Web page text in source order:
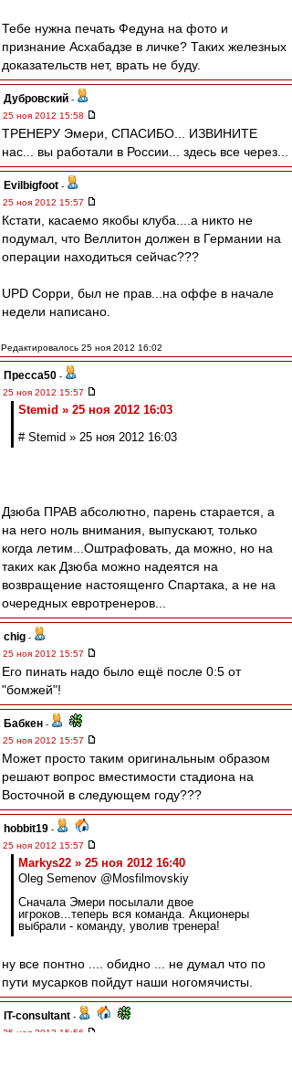
Тебе нужна печать Федуна на фото и
признание Асхабадзе в личке? Таких железных
доказательств нет, врать не буду.
Дубровский -
25 ноя 2012 15:58
ТРЕНЕРУ Эмери, СПАСИБО... ИЗВИНИТЕ
нас... вы работали в России... здесь все через...
Evilbigfoot -
25 ноя 2012 15:57
Кстати, касаемо якобы клуба....а никто не
подумал, что Веллитон должен в Германии на
операции находиться сейчас???
UPD Сорри, был не прав...на оффе в начале
недели написано.
Редактировалось 25 ноя 2012 16:02
Пресса50 -
25 ноя 2012 15:57
Stemid » 25 ноя 2012 16:03
# Stemid » 25 ноя 2012 16:03
Дзюба ПРАВ абсолютно, парень старается, а
на него ноль внимания, выпускают, только
когда летим...Оштрафовать, да можно, но на
таких как Дзюба можно надеятся на
возвращение настоященго Спартака, а не на
очередных евротренеров...
chig -
25 ноя 2012 15:57
Его пинать надо было ещё после 0:5 от
"бомжей"!
Бабкен -
25 ноя 2012 15:57
Может просто таким оригинальным образом
решают вопрос вместимости стадиона на
Восточной в следующем году???
hobbit19 -
25 ноя 2012 15:57
Markys22 » 25 ноя 2012 16:40
Oleg Semenov @Mosfilmovskiy
Сначала Эмери посылали двое
игроков...теперь вся команда. Акционеры
выбрали - команду, уволив тренера!
ну все понтно .... обидно ... не думал что по
пути мусарков пойдут наши ногомячисты.
IT-consultant -
25 ноя 2012 15:56